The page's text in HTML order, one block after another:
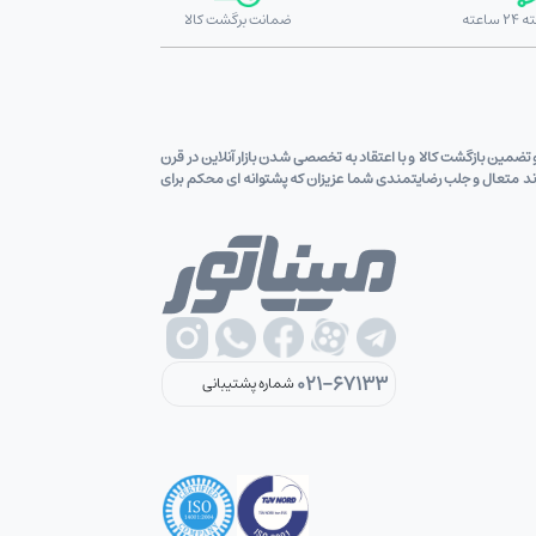
ضمانت برگشت کالا
قیمت کالاو تضمین بازگشت کالا و با اعتقاد به تخصصی شدن بازار آنلاین در قرن
متعال و جلب رضایتمندی شما عزیزان که پشتوانه ای محکم برای
021-67133شماره پشتیبانی